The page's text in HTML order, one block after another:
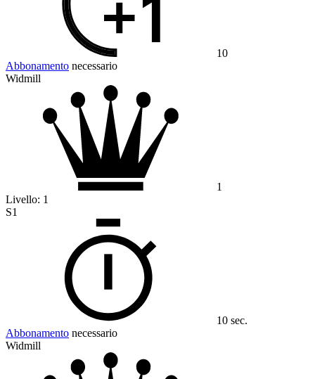
10
Abbonamento necessario
Widmill
1
Livello: 1
S1
10 sec.
Abbonamento necessario
Widmill